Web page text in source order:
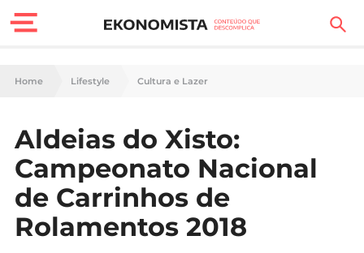
Finanças Pessoais
Carreira
Casa
Lifestyle
Home Lifestyle Cultura e Lazer
Aldeias do Xisto:
Campeonato Nacional
de Carrinhos de
Rolamentos 2018